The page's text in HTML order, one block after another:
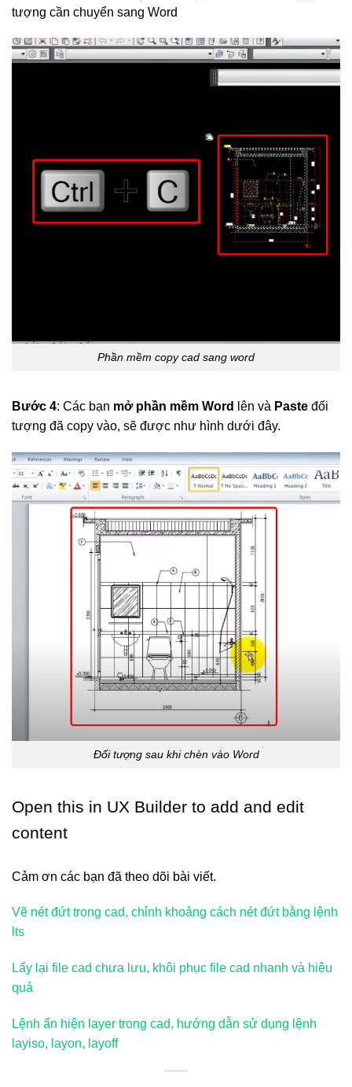
tượng cần chuyển sang Word
Phần mềm copy cad sang word
Bước 4: Các bạn mở phần mềm Word lên và Paste đối
tượng đã copy vào, sẽ được như hình dưới đây.
Đối tượng sau khi chèn vào Word
Open this in UX Builder to add and edit
content
Cảm ơn các bạn đã theo dõi bài viết.
Vẽ nét đứt trong cad, chỉnh khoảng cách nét đứt bằng lệnh
lts
Lấy lại file cad chưa lưu, khôi phục file cad nhanh và hiệu
quả
Lệnh ẩn hiện layer trong cad, hướng dẫn sử dụng lệnh
layiso, layon, layoff